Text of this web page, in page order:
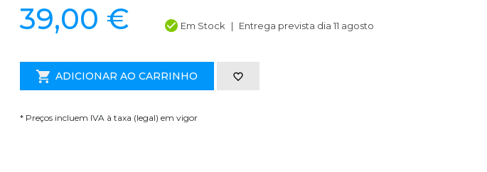
39,00 € Em Stock Entrega prevista dia 11 agosto
ADICIONAR AO CARRINHO
* Preços incluem IVA à taxa (legal) em vigor